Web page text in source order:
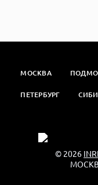
МОСКВА
ПЕТЕРБУРГ
© 2026